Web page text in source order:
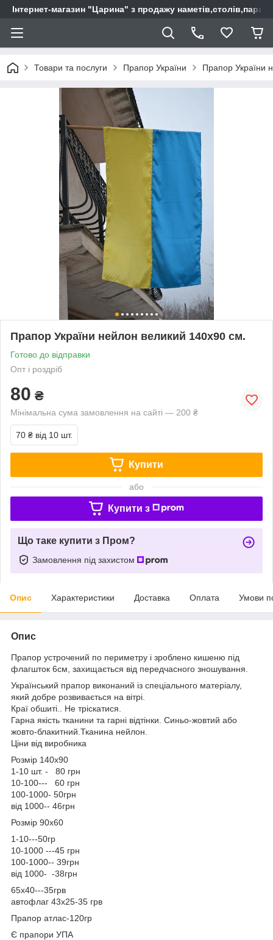
Інтернет-магазин "Царина" з продажу
Товари та послуги Прапор України Прапор України
Прапор України нейлон великий 140х90 см.
Готово до відправки
Опт і роздріб
80 ₴
Мінімальна сума замовлення на сайті — 200 ₴
70 ₴ від 10 шт.
Купити
або
Купити з
Що таке купити з Пром?
Замовлення під захистом
Опис Характеристики Доставка Оплата Умови
Опис
Прапор устрочений по периметру і зроблено кишеню під
флагшток 6см, захищається від передчасного зношування.
Український прапор виконаний із спеціального матеріалу,
який добре розвивається на вітрі.
Краї обшиті.. Не тріскатися.
Гарна якість тканини та гарні відтінки. Синьо-жовтий або
жовто-блакитний.Тканина нейлон.
Ціни від виробника
Розмір 140х90
1-10 шт. - 80 грн
10-100--- 60 грн
100-1000- 50грн
від 1000-- 46грн
Розмір 90х60
1-10---50гр
10-1000 ---45 грн
100-1000-- 39грн
від 1000- -38грн
65х40---35грв
автофлаг 43х25-35 грв
Прапор атлас-120гр
Є прапори УПА